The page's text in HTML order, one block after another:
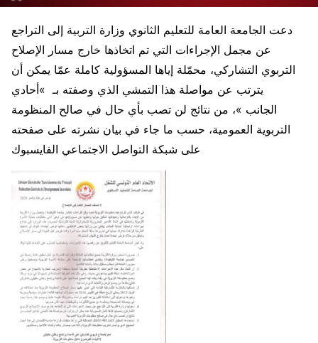
دعت الجامعة العامة للتعليم الثانوي وزارة التربية إلى التراجع
عن مجمل الإجراءات التي تم اتخاذها خارج مسار الإصلاح
التربوي التشاركي، محمّلة إياها المسؤولية كاملة عمّا يمكن أن
يترتب عن مواصلة هذا التمشي الذي وصفته بـ »أحادي
الجانب »، من نتائج لن تصب بأي حال في صالح المنظومة
التربوية العمومية، حسب ما جاء في بيان نشرته على صفحته
على شبكة التواصل الاجتماعي الفايسبوك